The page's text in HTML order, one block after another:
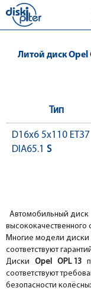
Литой диск Opel
Тип
D16x6 5x110 ET37
DIA65.1 S
Автомобильный диск
Многие модели диски
соответствуют
Диски Opel OPL 13
соответствуют
безопасности